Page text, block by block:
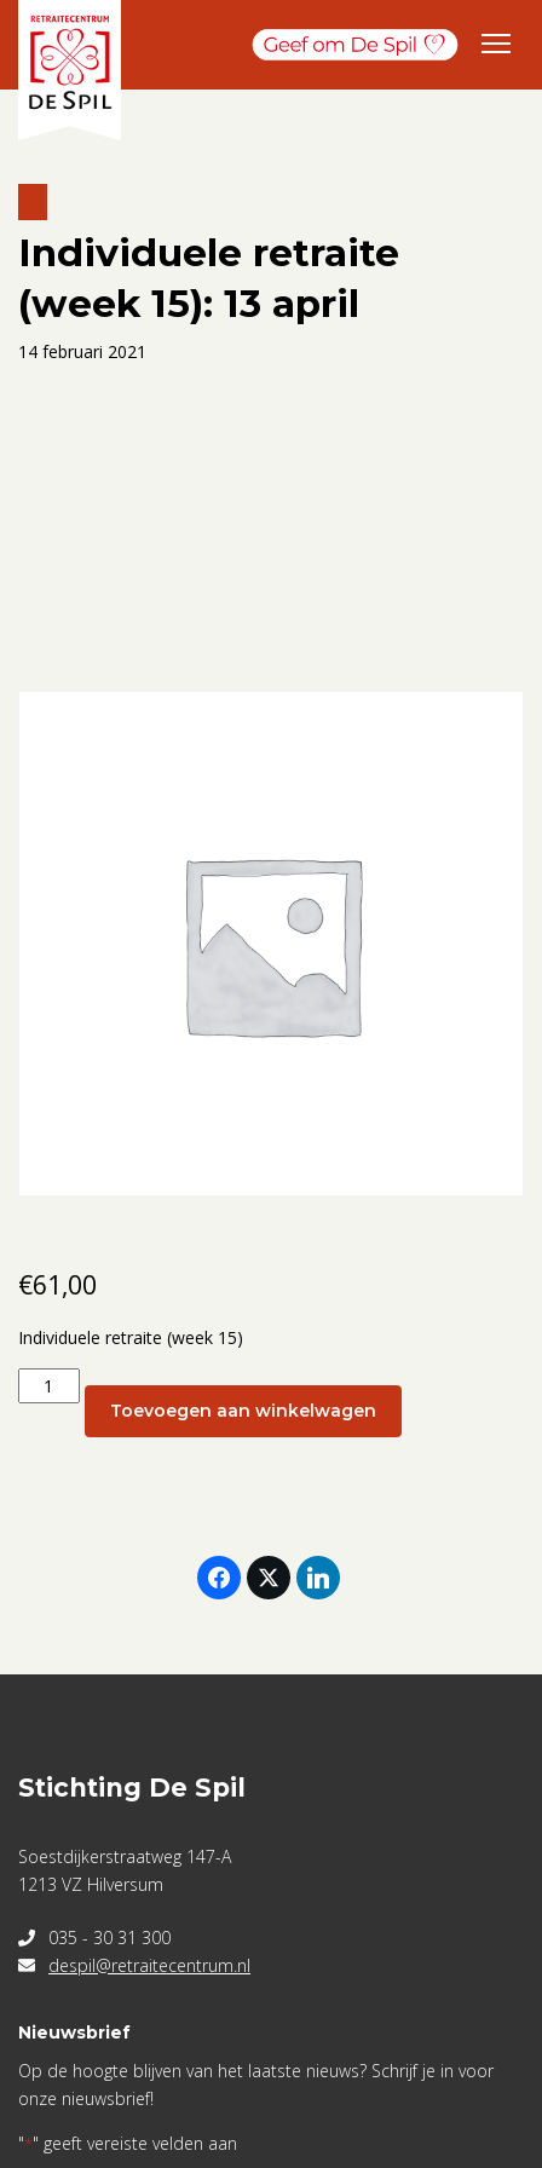
Individuele retraite
(week 15): 13 april
14 februari 2021
€61,00
Individuele retraite (week 15)
Individuele
retraite
Toevoegen aan winkelwagen
Stichting De Spil
Soestdijkerstraatweg 147-A
1213 VZ Hilversum
035 - 30 31 300
despil@retraitecentrum.nl
Nieuwsbrief
Op de hoogte blijven van het laatste nieuws? Schrijf je in voor
onze nieuwsbrief!
"*" geeft vereiste velden aan